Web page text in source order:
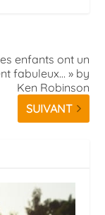
enfants ont un
fabuleux… » by
Ken Robinson
SUIVANT